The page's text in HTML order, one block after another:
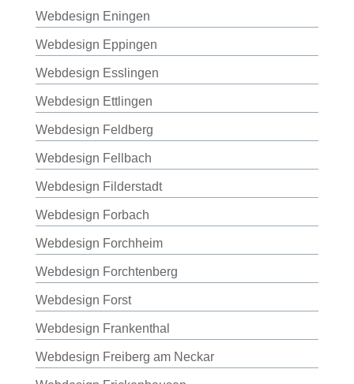
Webdesign Eningen
Webdesign Eppingen
Webdesign Esslingen
Webdesign Ettlingen
Webdesign Feldberg
Webdesign Fellbach
Webdesign Filderstadt
Webdesign Forbach
Webdesign Forchheim
Webdesign Forchtenberg
Webdesign Forst
Webdesign Frankenthal
Webdesign Freiberg am Neckar